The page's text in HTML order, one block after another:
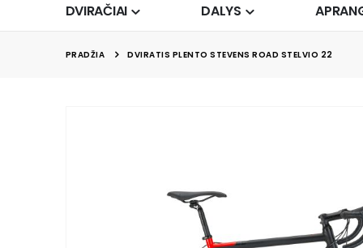
DVIRAČIAI DALYS
PRADŽIA DVIRATIS PLENTO STEVENS ROAD STELVIO 22